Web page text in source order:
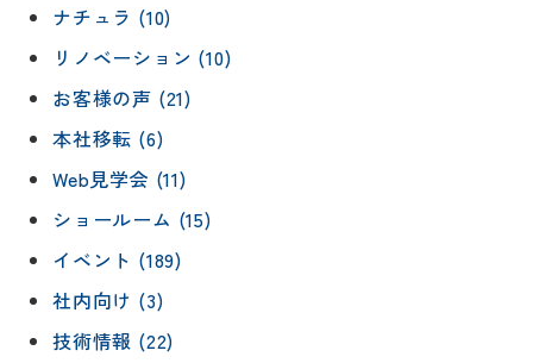
ナチュラ (10)
リノベーション (10)
お客様の声 (21)
本社移転 (6)
Web見学会 (11)
ショールーム (15)
イベント (189)
社内向け (3)
技術情報 (22)